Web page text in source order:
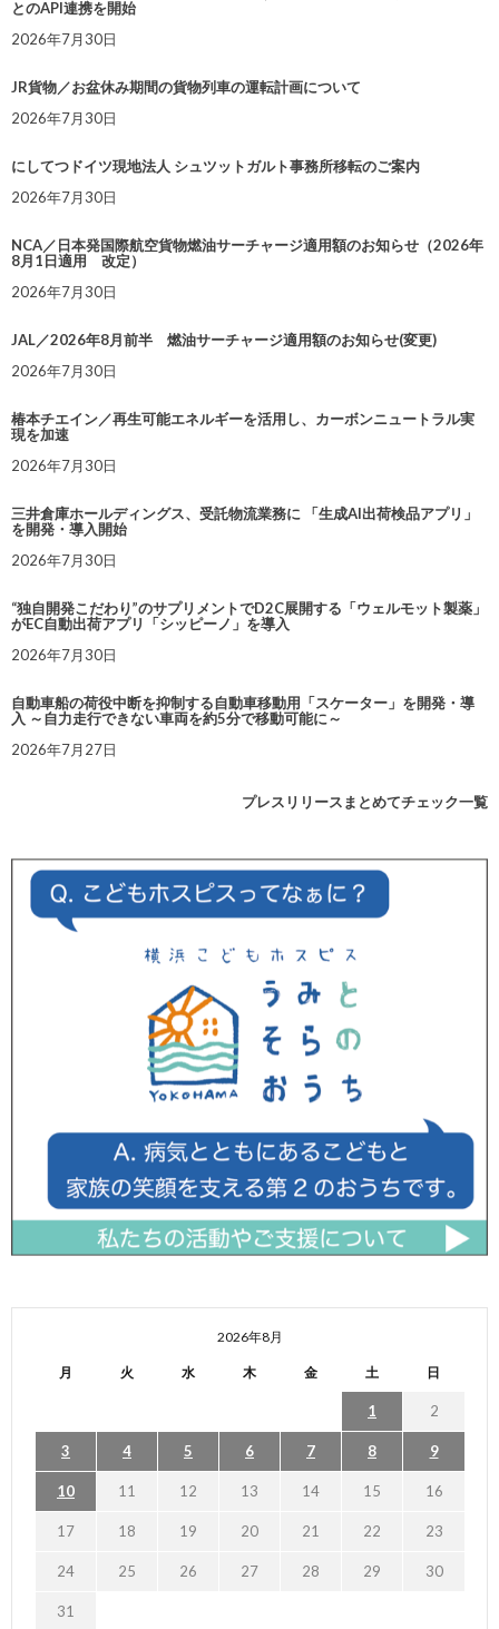
とのAPI連携を開始
2026年7月30日
JR貨物／お盆休み期間の貨物列車の運転計画について
2026年7月30日
にしてつドイツ現地法人 シュツットガルト事務所移転のご案内
2026年7月30日
NCA／日本発国際航空貨物燃油サーチャージ適用額のお知らせ（2026年
8月1日適用 改定）
2026年7月30日
JAL／2026年8月前半 燃油サーチャージ適用額のお知らせ(変更)
2026年7月30日
椿本チエイン／再生可能エネルギーを活用し、カーボンニュートラル実
現を加速
2026年7月30日
三井倉庫ホールディングス、受託物流業務に 「生成AI出荷検品アプリ」
を開発・導入開始
2026年7月30日
“独自開発こだわり”のサプリメントでD2C展開する「ウェルモット製薬」
がEC自動出荷アプリ「シッピーノ」を導入
2026年7月30日
自動車船の荷役中断を抑制する自動車移動用「スケーター」を開発・導
入 ～自力走行できない車両を約5分で移動可能に～
2026年7月27日
プレスリリースまとめてチェック一覧
2026年8月
月 火 水 木 金 土 日
1 2
3 4 5 6 7 8 9
10 11 12 13 14 15 16
17 18 19 20 21 22 23
24 25 26 27 28 29 30
31